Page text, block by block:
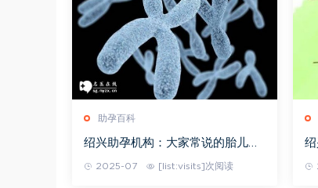
助孕百科
绍兴助孕机构：大家常说的胎儿臀
位是什么意思？看完你就懂了
2025-07 [list:visits]次阅读